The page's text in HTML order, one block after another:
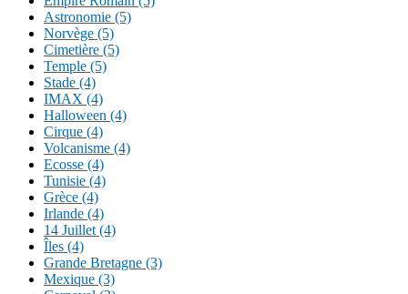
Astronomie (5)
Norvège (5)
Cimetière (5)
Temple (5)
Stade (4)
IMAX (4)
Halloween (4)
Cirque (4)
Volcanisme (4)
Ecosse (4)
Tunisie (4)
Grèce (4)
Irlande (4)
14 Juillet (4)
Îles (4)
Grande Bretagne (3)
Mexique (3)